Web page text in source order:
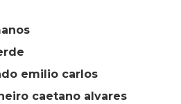
emilio carlos
caetano alvares